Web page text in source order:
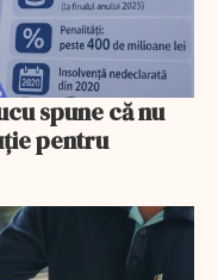
spune că nu
pentru